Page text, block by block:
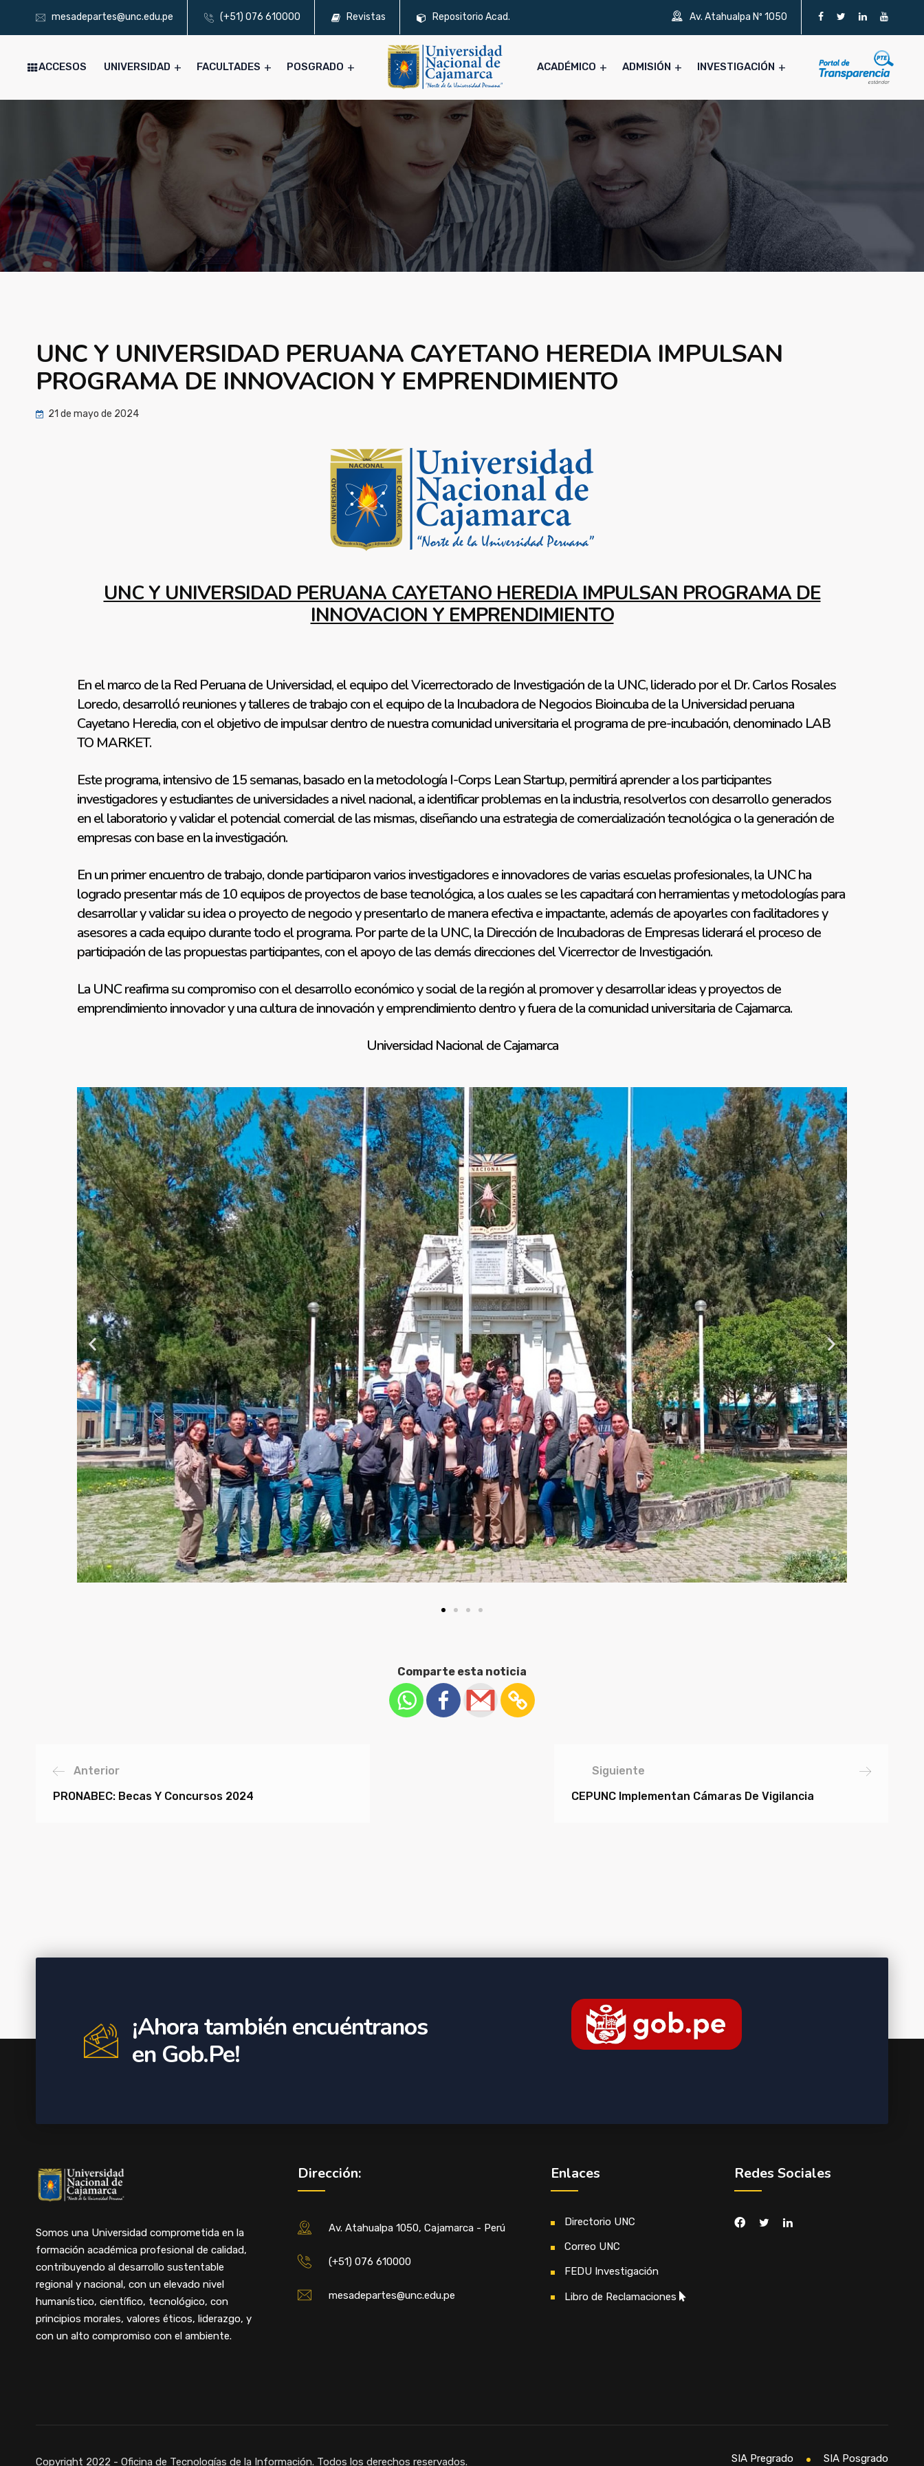
mesadepartes@unc.edu.pe (+51) 076 610000 Revistas Repositorio Acad. Av. Atahualpa Nº 1050
ACCESOS UNIVERSIDAD FACULTADES POSGRADO ACADÉMICO ADMISIÓN INVESTIGACIÓN
UNC Y UNIVERSIDAD PERUANA CAYETANO HEREDIA IMPULSAN
PROGRAMA DE INNOVACION Y EMPRENDIMIENTO
21 de mayo de 2024
UNC Y UNIVERSIDAD PERUANA CAYETANO HEREDIA IMPULSAN PROGRAMA DE
INNOVACION Y EMPRENDIMIENTO
En el marco de la Red Peruana de Universidad, el equipo del Vicerrectorado de Investigación de la UNC, liderado por el Dr. Carlos Rosales
Loredo, desarrolló reuniones y talleres de trabajo con el equipo de la Incubadora de Negocios Bioincuba de la Universidad peruana
Cayetano Heredia, con el objetivo de impulsar dentro de nuestra comunidad universitaria el programa de pre-incubación, denominado LAB
TO MARKET.
Este programa, intensivo de 15 semanas, basado en la metodología I-Corps Lean Startup, permitirá aprender a los participantes
investigadores y estudiantes de universidades a nivel nacional, a identificar problemas en la industria, resolverlos con desarrollo generados
en el laboratorio y validar el potencial comercial de las mismas, diseñando una estrategia de comercialización tecnológica o la generación de
empresas con base en la investigación.
En un primer encuentro de trabajo, donde participaron varios investigadores e innovadores de varias escuelas profesionales, la UNC ha
logrado presentar más de 10 equipos de proyectos de base tecnológica, a los cuales se les capacitará con herramientas y metodologías para
desarrollar y validar su idea o proyecto de negocio y presentarlo de manera efectiva e impactante, además de apoyarles con facilitadores y
asesores a cada equipo durante todo el programa. Por parte de la UNC, la Dirección de Incubadoras de Empresas liderará el proceso de
participación de las propuestas participantes, con el apoyo de las demás direcciones del Vicerrector de Investigación.
La UNC reafirma su compromiso con el desarrollo económico y social de la región al promover y desarrollar ideas y proyectos de
emprendimiento innovador y una cultura de innovación y emprendimiento dentro y fuera de la comunidad universitaria de Cajamarca.
Universidad Nacional de Cajamarca
Comparte esta noticia
Anterior
PRONABEC: Becas Y Concursos 2024
Siguiente
CEPUNC Implementan Cámaras De Vigilancia
¡Ahora también encuéntranos
en Gob.Pe!
Somos una Universidad comprometida en la
formación académica profesional de calidad,
contribuyendo al desarrollo sustentable
regional y nacional, con un elevado nivel
humanístico, científico, tecnológico, con
principios morales, valores éticos, liderazgo, y
con un alto compromiso con el ambiente.
Dirección:
Av. Atahualpa 1050, Cajamarca - Perú
(+51) 076 610000
mesadepartes@unc.edu.pe
Enlaces
Directorio UNC
Correo UNC
FEDU Investigación
Libro de Reclamaciones
Redes Sociales
Copyright 2022 - Oficina de Tecnologías de la Información. Todos los derechos reservados. SIA Pregrado SIA Posgrado